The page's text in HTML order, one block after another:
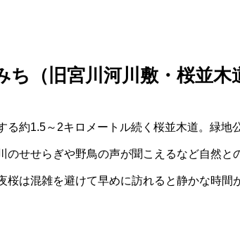
（旧宮川河川敷・桜並木
る約1.5～2キロメートル続く桜並木道。緑地
のせせらぎや野鳥の声が聞こえるなど自然と
桜は混雑を避けて早めに訪れると静かな時間